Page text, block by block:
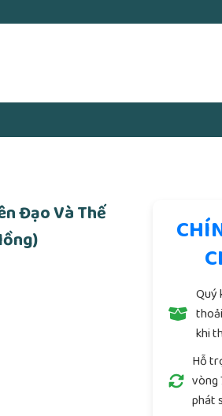
Đạo Và Thế
Quý
khi
Hỗ
vòng
phát